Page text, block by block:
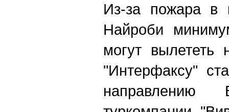
Из-за пожара в
Найроби
могут вылететь
"Интерфаксу"
направлению